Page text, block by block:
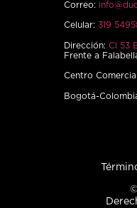
Correo:
Celular: 319
Dirección: Cl 53
Frente a
Centro
Bogotá-